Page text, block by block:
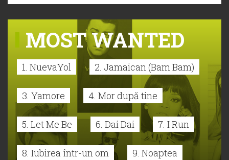
MOST WANTED
1. NuevaYol 2. Jamaican (Bam Bam)
3. Yamore 4. Mor după tine
5. Let Me Be 6. Dai Dai 7. I Run
8. Iubirea într-un om 9. Noaptea